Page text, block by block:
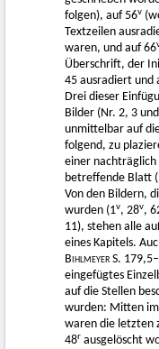
folgen), auf 56v
Textzeilen
waren, und auf 66
Überschrift, der
45 ausradiert und
Drei dieser
Bilder (Nr. 2, 3
unmittelbar auf
folgend, zu
einer
betreffende Blatt
Von den Bildern,
wurden (1v, 28v,
11), stehen alle
eines Kapitels.
Bihlmeyer S.
eingefügtes
auf die Stellen
wurden: Mitten
waren die letzten
48r ausgelöscht